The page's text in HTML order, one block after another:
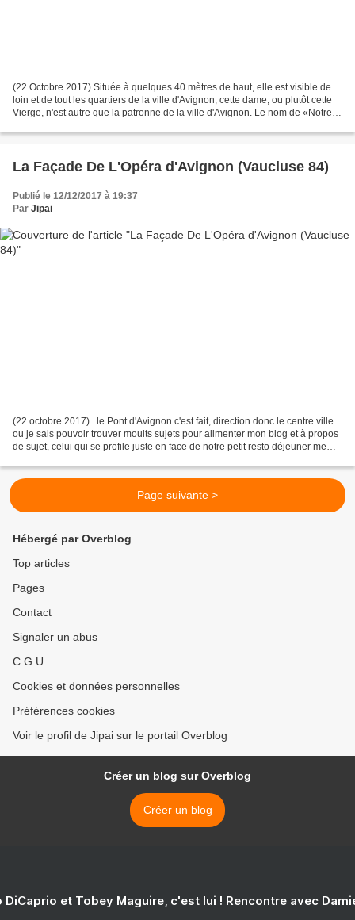
(22 Octobre 2017) Située à quelques 40 mètres de haut, elle est visible de
loin et de tout les quartiers de la ville d'Avignon, cette dame, ou plutôt cette
Vierge, n'est autre que la patronne de la ville d'Avignon. Le nom de «Notre-
La Façade De L'Opéra d'Avignon (Vaucluse 84)
Publié le 12/12/2017 à 19:37
Par Jipai
(22 octobre 2017)...le Pont d'Avignon c'est fait, direction donc le centre ville
ou je sais pouvoir trouver moults sujets pour alimenter mon blog et à propos
de sujet, celui qui se profile juste en face de notre petit resto déjeuner me
Page suivante >
Hébergé par Overblog
Top articles
Pages
Contact
Signaler un abus
C.G.U.
Cookies et données personnelles
Préférences cookies
Voir le profil de Jipai sur le portail Overblog
Créer un blog sur Overblog
Créer un blog
DiCaprio et Tobey Maguire, c'est lui ! Rencontre avec